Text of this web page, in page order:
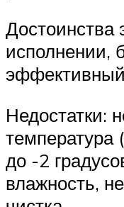
Достоинства
исполнении,
Недостатки:
температура
до -2
влажность,